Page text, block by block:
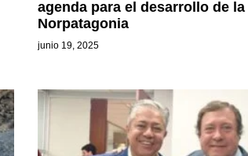
agenda para el desarrollo de la
Norpatagonia
junio 19, 2025